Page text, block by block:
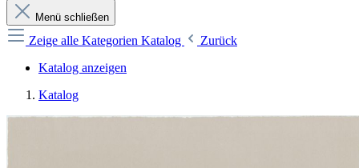
Menü schließen
Zeige alle Kategorien Katalog
Zurück
Katalog anzeigen
Katalog